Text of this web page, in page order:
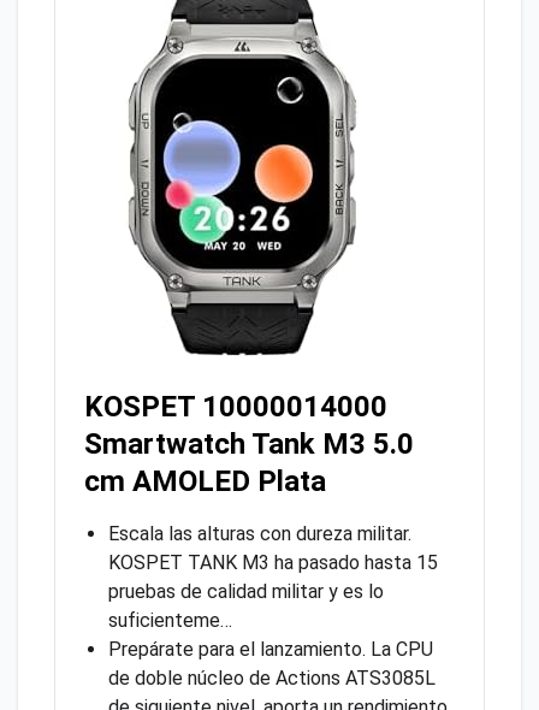
KOSPET 10000014000
Smartwatch Tank M3 5.0
cm AMOLED Plata
Escala las alturas con dureza militar.
KOSPET TANK M3 ha pasado hasta 15
pruebas de calidad militar y es lo
suficienteme…
Prepárate para el lanzamiento. La CPU
de doble núcleo de Actions ATS3085L